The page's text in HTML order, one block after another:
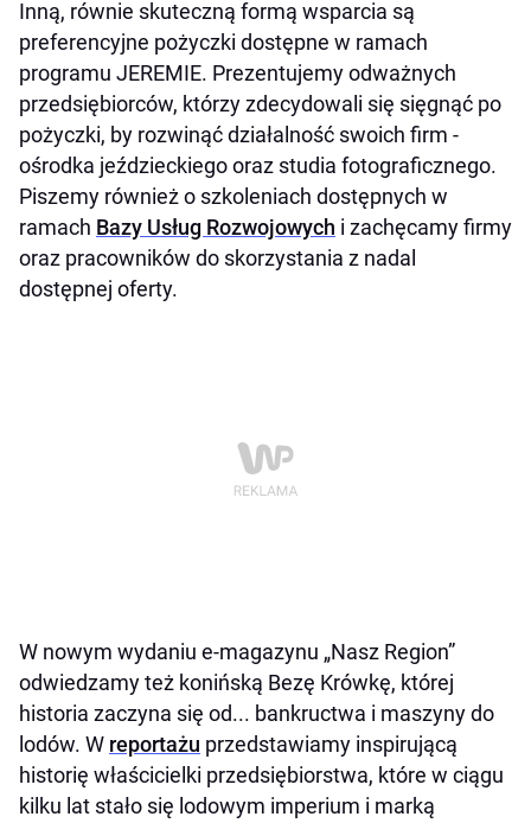
Inną, równie skuteczną formą wsparcia są
preferencyjne pożyczki dostępne w ramach
programu JEREMIE. Prezentujemy odważnych
przedsiębiorców, którzy zdecydowali się sięgnąć po
pożyczki, by rozwinąć działalność swoich firm -
ośrodka jeździeckiego oraz studia fotograficznego.
Piszemy również o szkoleniach dostępnych w
ramach Bazy Usług Rozwojowych i zachęcamy firmy
oraz pracowników do skorzystania z nadal
dostępnej oferty.
W nowym wydaniu e-magazynu „Nasz Region”
odwiedzamy też konińską Bezę Krówkę, której
historia zaczyna się od... bankructwa i maszyny do
lodów. W reportażu przedstawiamy inspirującą
historię właścicielki przedsiębiorstwa, które w ciągu
kilku lat stało się lodowym imperium i marką